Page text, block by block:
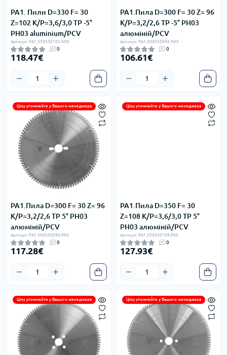
PA1. Пили D=330 F= 30
Z=102 K/P=3,6/3,0 TP -5°
PH03 aluminium/PCV
Артикул: PA1.330030102.N00
0
118.47€
PA1.Пила D=300 F= 30 Z= 96
K/P=3,2/2,6 TP -5° PH03
алюміній/PCV
Артикул: PA1.300030096.N00
0
106.61€
Ціну уточнюйте у Вашого менеджера
PA1.Пила D=300 F= 30 Z= 96
K/P=3,2/2,6 TP 5° PH03
алюміній/PCV
Артикул: PA1.300030096.P00
0
117.28€
Ціну уточнюйте у Вашого менеджера
PA1.Пила D=350 F= 30
Z=108 K/P=3,6/3,0 TP 5°
PH03 алюміній/PCV
Артикул: PA1.350030108.P00
0
127.93€
Ціну уточнюйте у Вашого менеджера Ціну уточнюйте у Вашого менеджера